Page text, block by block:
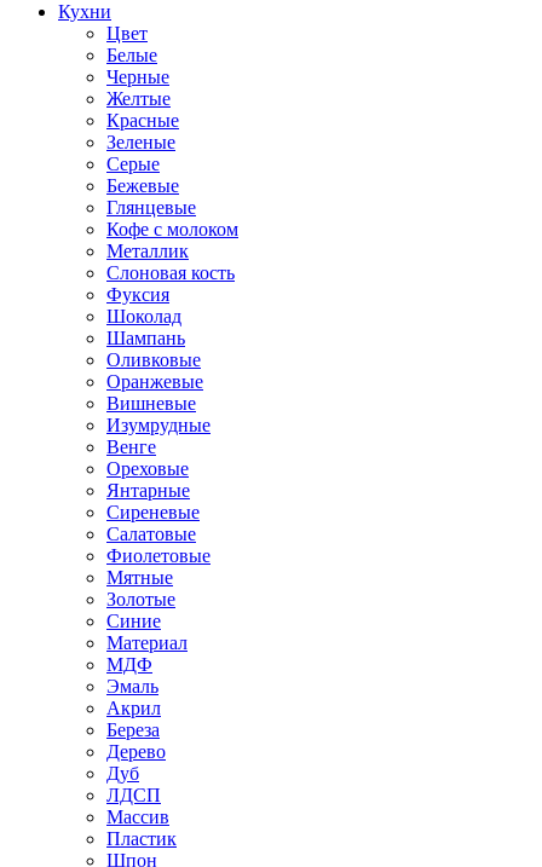
Кухни
Цвет
Белые
Черные
Желтые
Красные
Зеленые
Серые
Бежевые
Глянцевые
Кофе с молоком
Металлик
Слоновая кость
Фуксия
Шоколад
Шампань
Оливковые
Оранжевые
Вишневые
Изумрудные
Венге
Ореховые
Янтарные
Сиреневые
Салатовые
Фиолетовые
Мятные
Золотые
Синие
Материал
МДФ
Эмаль
Акрил
Береза
Дерево
Дуб
ЛДСП
Массив
Пластик
Шпон